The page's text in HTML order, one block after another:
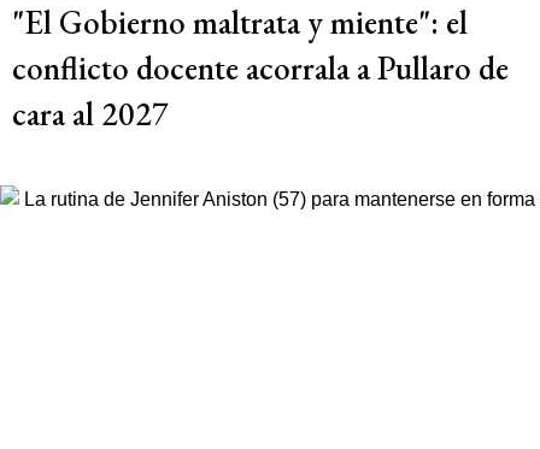
"El Gobierno maltrata y miente": el
conflicto docente acorrala a Pullaro de
cara al 2027